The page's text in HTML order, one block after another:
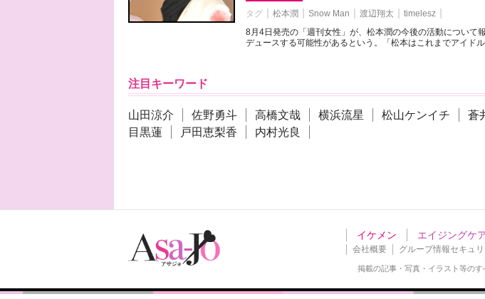
タグ 松本潤 Snow Man 渡辺翔太
timelesz
8月4日発売の「週刊女性」が、松本潤の今後の活動について
デュースする可能性があるという。「松本はこれまでアイド
注目キーワード
山田涼介 佐野勇斗 高橋文哉 横浜流星 松山ケンイチ 蒼
目黒蓮
戸田恵梨香 内村光良
イケメン エイジングケ
会社概要 グループ情報セキュ
掲載の記事・写真・イラスト等のす